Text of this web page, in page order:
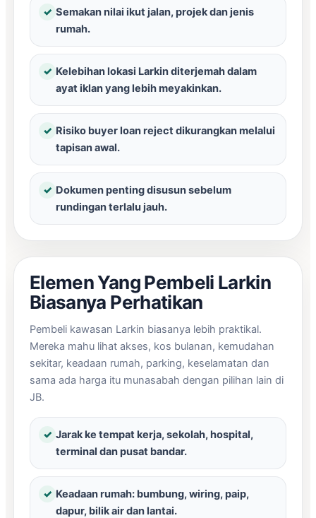
✓ Semakan nilai ikut jalan, projek dan jenis
rumah.
✓ Kelebihan lokasi Larkin diterjemah dalam
ayat iklan yang lebih meyakinkan.
✓ Risiko buyer loan reject dikurangkan melalui
tapisan awal.
✓ Dokumen penting disusun sebelum
rundingan terlalu jauh.
Elemen Yang Pembeli Larkin
Biasanya Perhatikan
Pembeli kawasan Larkin biasanya lebih praktikal.
Mereka mahu lihat akses, kos bulanan, kemudahan
sekitar, keadaan rumah, parking, keselamatan dan
sama ada harga itu munasabah dengan pilihan lain di
JB.
✓ Jarak ke tempat kerja, sekolah, hospital,
terminal dan pusat bandar.
✓ Keadaan rumah: bumbung, wiring, paip,
dapur, bilik air dan lantai.